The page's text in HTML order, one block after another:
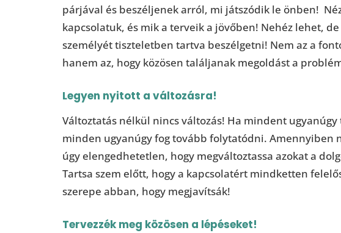
párjával és beszéljenek arról, mi játszódik le önben!
kapcsolatuk, és mik a terveik a jövőben! Nehéz lehet,
személyét tiszteletben tartva beszélgetni! Nem az a
hanem az, hogy közösen találjanak megoldást a
Legyen nyitott a változásra!
Változtatás nélkül nincs változás! Ha mindent
minden ugyanúgy fog tovább folytatódni. Amennyiben
úgy elengedhetetlen, hogy megváltoztassa azokat a
Tartsa szem előtt, hogy a kapcsolatért mindketten
szerepe abban, hogy megjavítsák!
Tervezzék meg közösen a lépéseket!